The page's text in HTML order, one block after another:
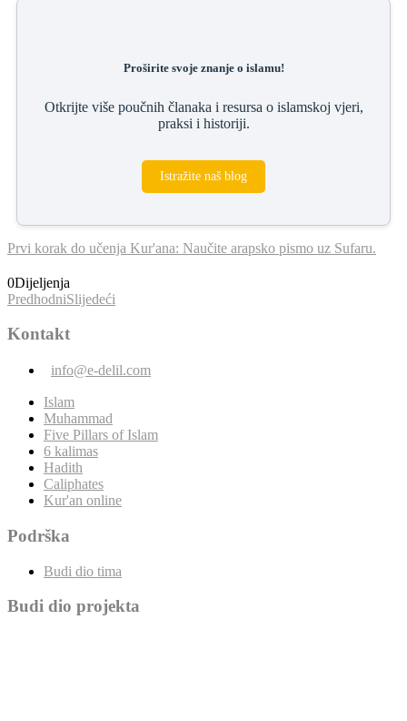
Proširite svoje znanje o islamu!
Otkrijte više poučnih članaka i resursa o islamskoj vjeri,
praksi i historiji.
Istražite naš blog
Prvi korak do učenja Kur'ana: Naučite arapsko pismo uz Sufaru.
0Dijeljenja
PredhodniSlijedeći
Kontakt
info@e-delil.com
Islam
Muhammad
Five Pillars of Islam
6 kalimas
Hadith
Caliphates
Kur'an online
Podrška
Budi dio tima
Budi dio projekta